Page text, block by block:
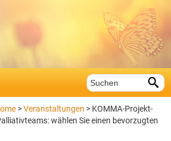

>Veranstaltungen > KOMMA-Projekt-
wählen Sie einen bevorzugten